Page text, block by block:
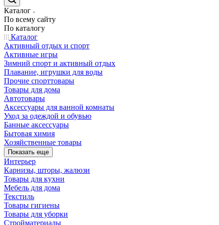
Каталог
По всему сайту
По каталогу
Каталог
Активный отдых и спорт
Активные игры
Зимний спорт и активный отдых
Плавание, игрушки для воды
Прочие спорттовары
Товары для дома
Автотовары
Аксессуары для ванной комнаты
Уход за одеждой и обувью
Банные аксессуары
Бытовая химия
Хозяйственные товары
Показать еще
Интерьер
Карнизы, шторы, жалюзи
Товары для кухни
Мебель для дома
Текстиль
Товары гигиены
Товары для уборки
Стройматериалы